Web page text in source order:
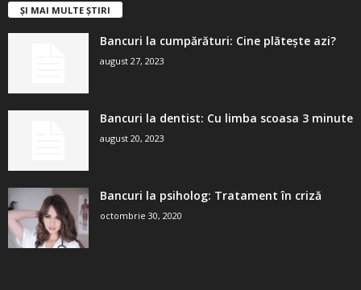
ȘI MAI MULTE ȘTIRI
Bancuri la cumpărături: Cine plătește azi?
august 27, 2023
Bancuri la dentist: Cu limba scoasa 3 minute
august 20, 2023
Bancuri la psiholog: Tratament în criză
octombrie 30, 2020